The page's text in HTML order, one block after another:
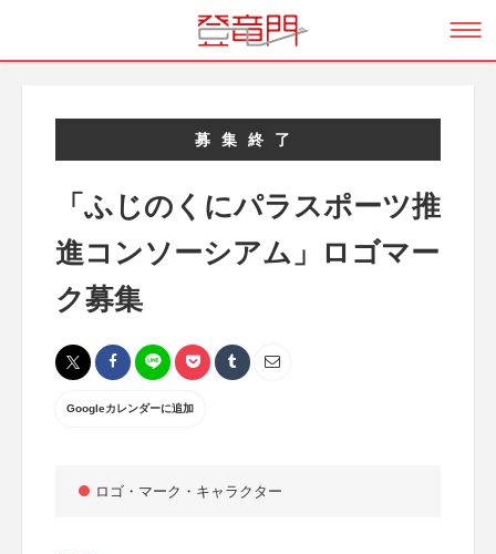
募集終了
「ふじのくにパラスポーツ推
進コンソーシアム」ロゴマー
ク募集
Googleカレンダーに追加
ロゴ・マーク・キャラクター